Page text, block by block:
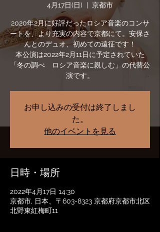
4月17日(日) 京都市
2020年2月に好評だったロシア音楽のコンサ
ートを、より充実の内容で京都にて。安保さ
んとのデュオ、初めての遠征です！
本公演は2022年2月11日に予定されていた
「冬の調べ ロシア音楽に親しむ」の代替公
演です。
お申し込みの受付は終了しまし
た。
他のイベントを見る
日時・場所
2022年4月17日 14:30
京都市, 日本、〒603-8323 京都府京都市北区
北野東紅梅町11